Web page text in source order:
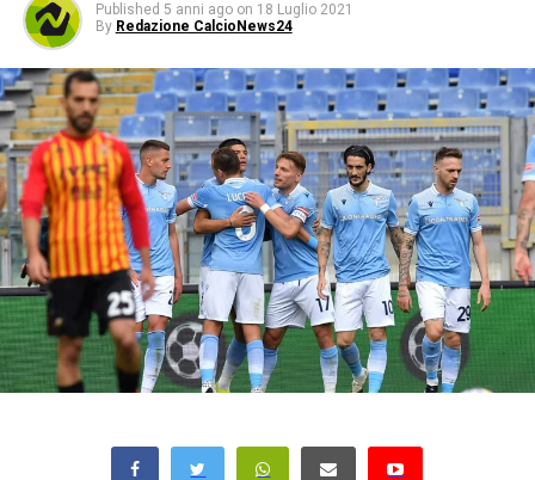
Published 5 anni ago on 18 Luglio 2021
By Redazione CalcioNews24